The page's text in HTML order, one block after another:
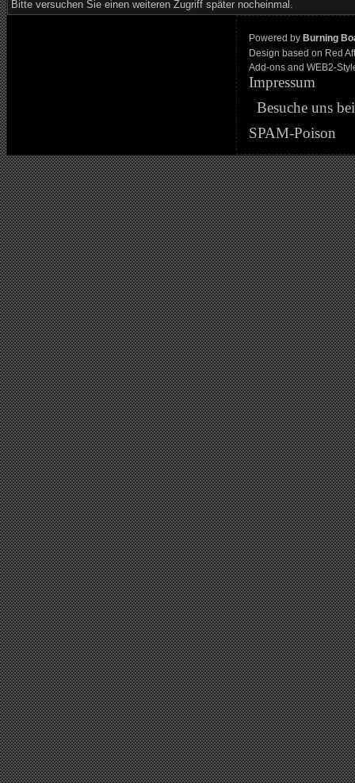
Bitte versuchen Sie einen weiteren Zugriff später nocheinmal.
Powered by Burning
Design based on Red
Add-ons and WEB2-
Impressum
Besuche uns
SPAM-Poison